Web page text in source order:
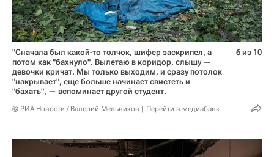
"Сначала был какой-то толчок, шифер заскрипел, а
потом как "бахнуло". Вылетаю в коридор, слышу —
девочки кричат. Мы только выходим, и сразу потолок
"накрывает", еще больше начинает свистеть и
"бахать", — вспоминает другой студент.
© РИА Новости / Валерий Мельников Перейти в медиабанк
6 из 10